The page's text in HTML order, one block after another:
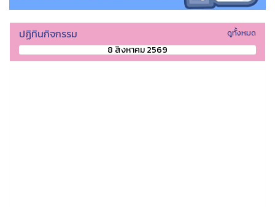
ปฏิทินกิจกรรม ดูทั้งหมด
8 สิงหาคม 2569